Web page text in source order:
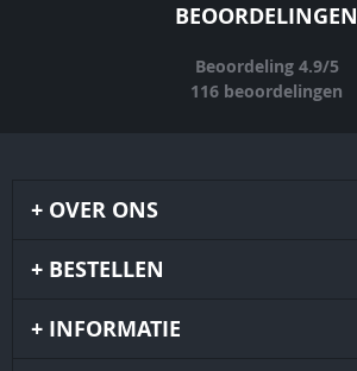
BEOORDELINGEN
Beoordeling 4.9/5
116 beoordelingen
OVER ONS
BESTELLEN
INFORMATIE